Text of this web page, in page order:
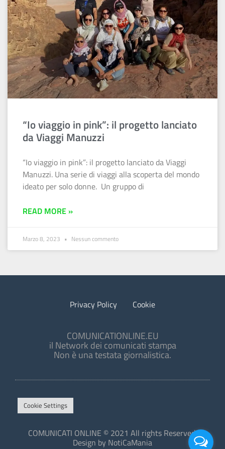
“Io viaggio in pink”: il progetto lanciato
da Viaggi Manuzzi
“Io viaggio in pink”: il progetto lanciato da Viaggi
Manuzzi. Una serie di viaggi alla scoperta del mondo
ideato per solo donne. Un gruppo di
READ MORE »
Marzo 8, 2023 Nessun commento
Privacy Policy Cookie
COMUNICATIONLINE.EU
il Network dei comunicati stampa
Non è una testata giornalistica.
Cookie Settings
COMUNICATI ONLINE © 2021 All rights Reserved.
Design by NotiCaMania